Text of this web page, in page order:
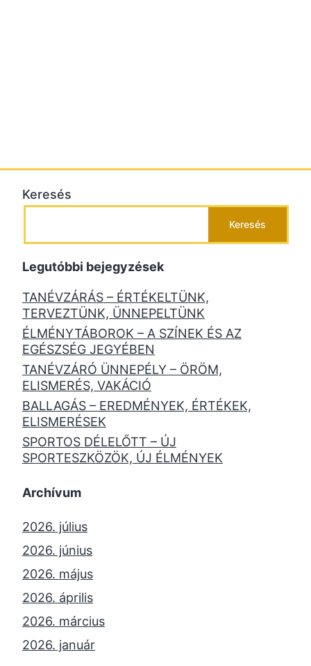
Keresés
Keresés
Legutóbbi bejegyzések
TANÉVZÁRÁS – ÉRTÉKELTÜNK,
TERVEZTÜNK, ÜNNEPELTÜNK
ÉLMÉNYTÁBOROK – A SZÍNEK ÉS AZ
EGÉSZSÉG JEGYÉBEN
TANÉVZÁRÓ ÜNNEPÉLY – ÖRÖM,
ELISMERÉS, VAKÁCIÓ
BALLAGÁS – EREDMÉNYEK, ÉRTÉKEK,
ELISMERÉSEK
SPORTOS DÉLELŐTT – ÚJ
SPORTESZKÖZÖK, ÚJ ÉLMÉNYEK
Archívum
2026. július
2026. június
2026. május
2026. április
2026. március
2026. január